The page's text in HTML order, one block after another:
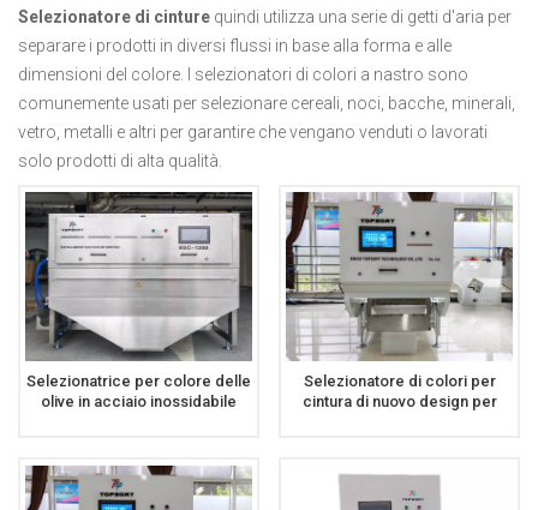
Selezionatore di cinture quindi utilizza una serie di getti d'aria per
separare i prodotti in diversi flussi in base alla forma e alle
dimensioni del colore. I selezionatori di colori a nastro sono
comunemente usati per selezionare cereali, noci, bacche, minerali,
vetro, metalli e altri per garantire che vengano venduti o lavorati
solo prodotti di alta qualità.
Selezionatrice per colore delle
olive in acciaio inossidabile
olive
Selezionatore di colori per
cintura di nuovo design per